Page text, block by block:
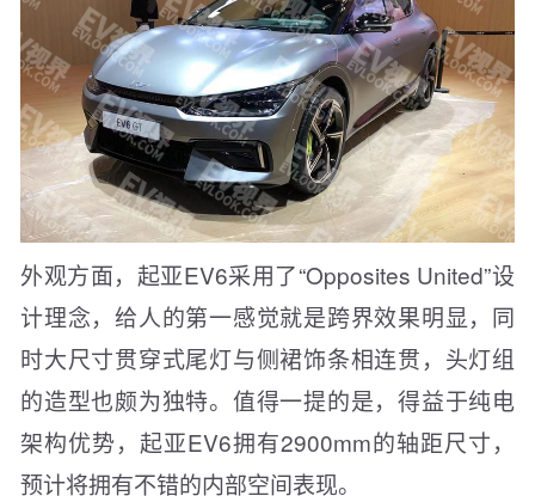
外观方面，起亚EV6采用了“Opposites United”设
计理念，给人的第一感觉就是跨界效果明显，同
时大尺寸贯穿式尾灯与侧裙饰条相连贯，头灯组
的造型也颇为独特。值得一提的是，得益于纯电
架构优势，起亚EV6拥有2900mm的轴距尺寸，
预计将拥有不错的内部空间表现。